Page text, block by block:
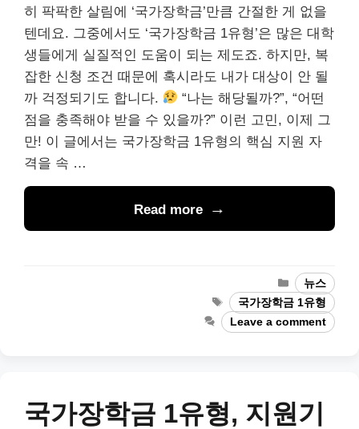
히 팍팍한 살림에 ‘국가장학금’만큼 간절한 게 없을
텐데요. 그중에서도 ‘국가장학금 1유형’은 많은 대학
생들에게 실질적인 도움이 되는 제도죠. 하지만, 복
잡한 신청 조건 때문에 혹시라도 내가 대상이 안 될
까 걱정되기도 합니다.
“나는 해당될까?”, “어떤
점을 충족해야 받을 수 있을까?” 이런 고민, 이제 그
만! 이 글에서는 국가장학금 1유형의 핵심 지원 자
격을 속 …
Read more
Categories
뉴스
Tags국가장학금 1유형
Leave a comment
국가장학금 1유형, 지원기